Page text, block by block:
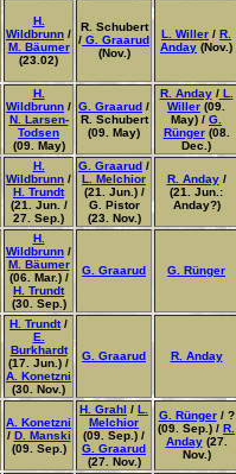
H.
Wildbrunn /
M. Bäumer
(23.02)
R. Schubert
/ G. Graarud
(Nov.)
L. Willer / R.
Anday (Nov.)
H.
Wildbrunn /
N. Larsen-
Todsen
(09. May)
G. Graarud /
R. Schubert
(09. May)
R. Anday/L.
Willer (09.
May) / G.
Rünger(08.
Dec.)
H.
Wildbrunn /
H. Trundt
(21. Jun. /
27. Sep.)
G. Graarud /
L. Melchior
(21. Jun.) /
G. Pistor
(23. Nov.)
R. Anday/
(21. Jun.:
Anday?)
H.
Wildbrunn /
M. Bäumer
(06. Mar.) /
H. Trundt
(30. Sep.)
G. Graarud G. Rünger
H. Trundt/
E.
Burkhardt
(17. Jun.) /
A. Konetzni
(30. Nov.)
G. Graarud R. Anday
A. Konetzni
/ D. Manski
(09. Sep.)
H. Grahl / L.
Melchior
(09. Sep.) /
G. Graarud
(27. Nov.)
G. Rünger/ ?
(09. Sep.) / R.
Anday(27.
Nov.)